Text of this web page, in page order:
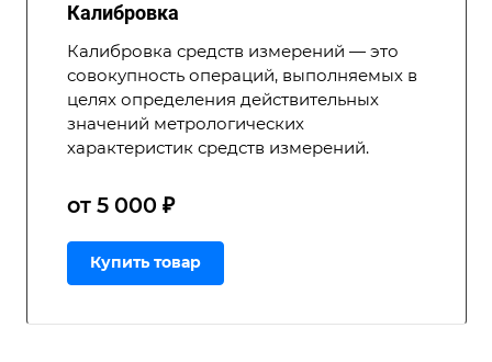
Калибровка
Калибровка средств измерений — это
совокупность операций, выполняемых в
целях определения действительных
значений метрологических
характеристик средств измерений.
от 5 000 ₽
Купить товар